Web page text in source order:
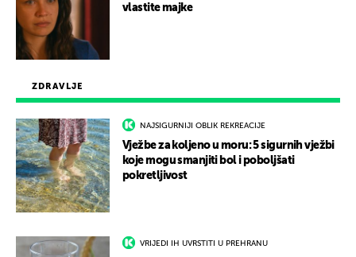
ZDRAVLJE
NAJSIGURNIJI OBLIK REKREACIJE
Vježbe za koljeno u moru: 5 sigurnih vježbi
koje mogu smanjiti bol i poboljšati
pokretljivost
VRIJEDI IH UVRSTITI U PREHRANU
vlastite majke